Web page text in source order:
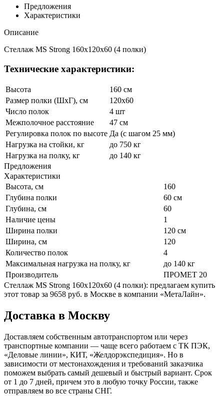
Предложения
Характеристики
Описание
Стеллаж MS Strong 160x120x60 (4 полки)
Технические характеристики:
Высота
160 см
Размер полки (ШхГ), см
120x60
Число полок
4 шт
Межполочное расстояние
47 см
Регулировка полок по высоте Да (с шагом 25 мм)
Нагрузка на стойки, кг
до 750 кг
Нагрузка на полку, кг
до 140 кг
Предложения
Характеристики
Высота, см
160
Глубина полки
60 см
Глубина, см
60
Наличие цены
1
Ширина полки
120 см
Ширина, см
120
Количество полок
4
Максимальная нагрузка на полку, кг
до 140 кг
Производитель
ПРОМЕТ 20
Стеллаж MS Strong 160x120x60 (4 полки): предлагаем купить
этот товар за 9658 руб. в Москве в компании «МетаЛайн».
Доставка в Москву
Доставляем собственным автотранспортом или через
транспортные компании — чаще всего работаем с ТК ПЭК,
«Деловые линии», КИТ, «Желдорэкспедиция». Но в
зависимости от местонахождения и требований заказчика
поможем выбрать самый дешевый и быстрый вариант. Срок
от 1 до 7 дней, причем это в любую точку России, также
отправляем во все страны СНГ.